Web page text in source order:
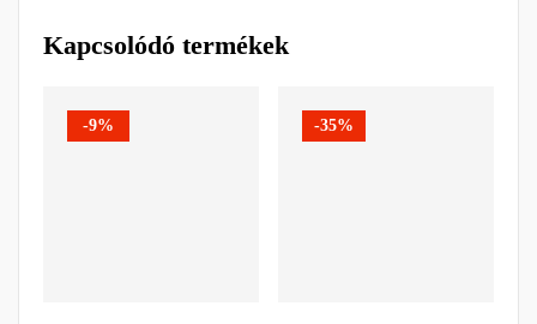
Kapcsolódó termékek
-9% -35%